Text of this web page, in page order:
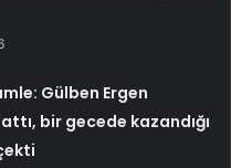
Gülben Ergen
bir gecede kazandığı